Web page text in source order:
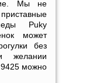
Мы не
Puky
может
без
желании
9425 можно